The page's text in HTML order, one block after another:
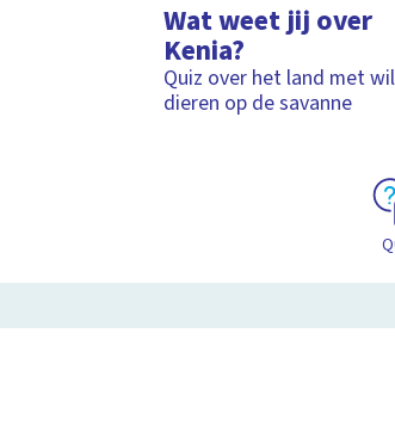
Wat weet jij over
Kenia?
Quiz over het land met
dieren op de savanne